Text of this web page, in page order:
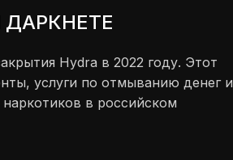
Hydra в 2022 году. Этот
услуги по отмыванию денег и
в российском